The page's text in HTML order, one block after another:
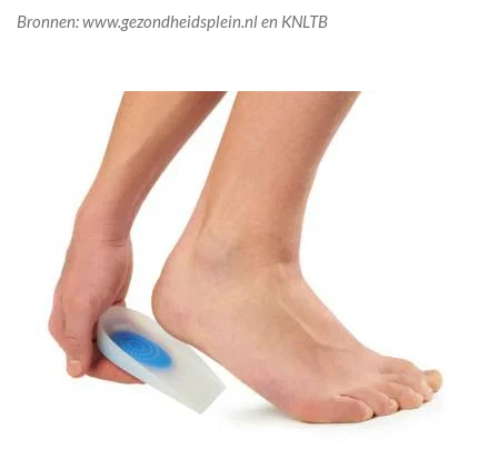
Bronnen:www.gezondheidsplein.nl en KNLTB